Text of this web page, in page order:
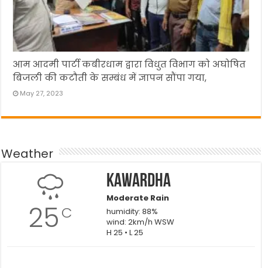
आम आदमी पार्टी कबीरधाम द्वारा विधुत विभाग को अघोषित
बिजली की कटौती के सम्बंध में ज्ञापन सौंपा गया,
May 27, 2023
Weather
25 C
Kawardha
Moderate Rain
humidity: 88%
wind: 2km/h WSW
H 25 • L 25